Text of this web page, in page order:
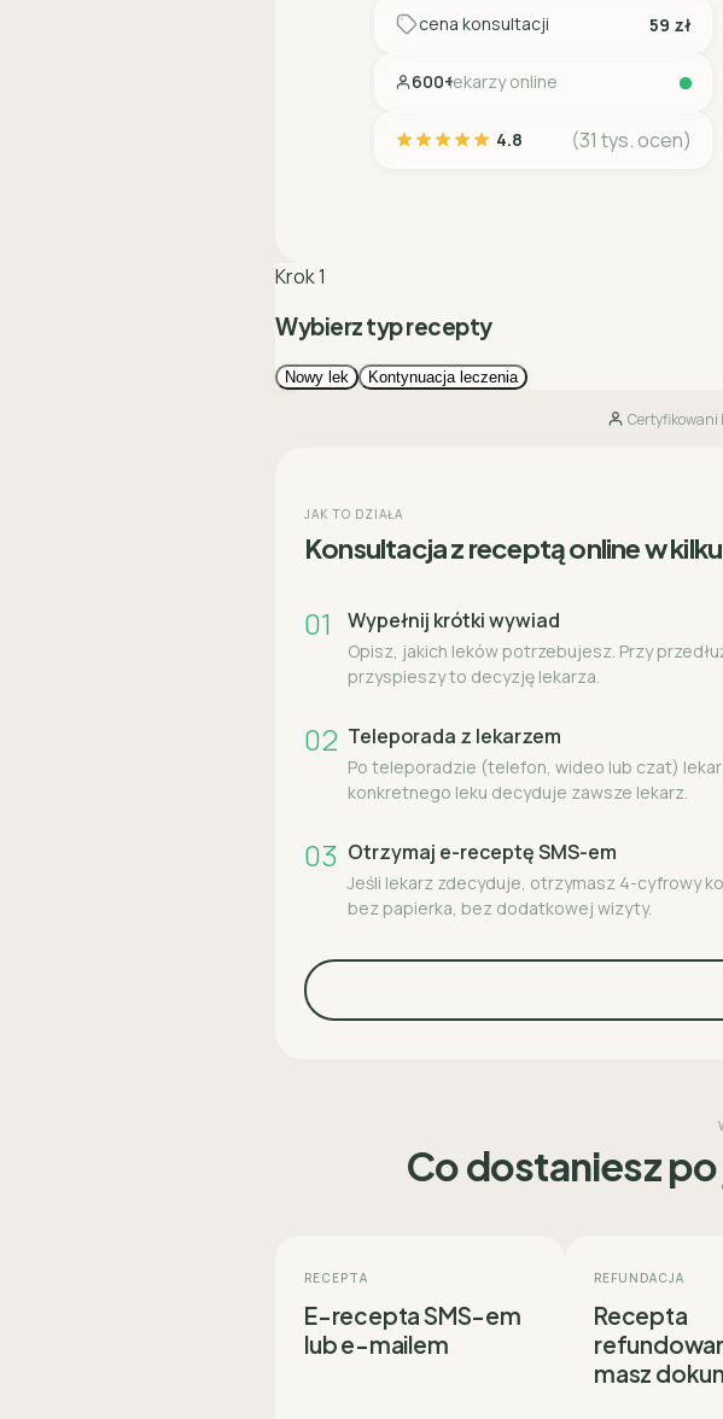
cena konsultacji 59 zł
600+lekarzy online
4.8 (31 tys. ocen)
Certyfikowani
JAK TO DZIAŁA
Konsultacja z receptą online w
01 Wypełnij krótki wywiad
Opisz, jakich leków potrzebujesz. Przy
przyspieszy to decyzję lekarza.
02 Teleporada z lekarzem
Po teleporadzie (telefon, wideo lub czat)
konkretnego leku decyduje zawsze lekarz.
03 Otrzymaj e-receptę SMS-em
Jeśli lekarz zdecyduje, otrzymasz 4-cyfrowy
bez papierka, bez dodatkowej wizyty.
Co dostaniesz po
RECEPTA
E-recepta SMS-em
lub e-mailem
REFUNDACJA
Recepta
masz